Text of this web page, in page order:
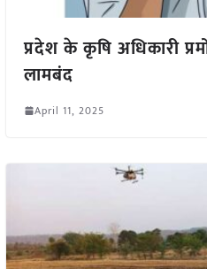
प्रदेश के कृषि अधिकारी
लामबंद
April 11, 2025